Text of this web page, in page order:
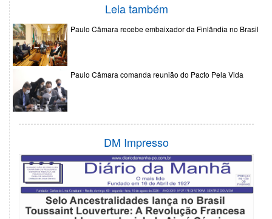
Leia também
Paulo Câmara recebe embaixador da Finlândia no Brasil
Paulo Câmara comanda reunião do Pacto Pela Vida
DM Impresso